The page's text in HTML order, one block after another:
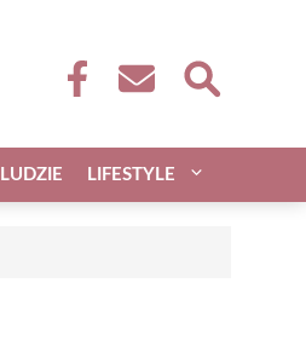
LUDZIE LIFESTYLE